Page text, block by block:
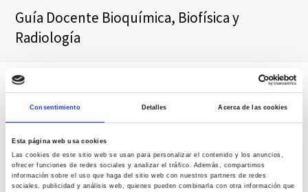
Consentimiento Detalles Acerca de las cookies
Esta página web usa cookies
Las cookies de este sitio web se usan para personalizar el contenido y los anuncios,
ofrecer funciones de redes sociales y analizar el tráfico. Además, compartimos
información sobre el uso que haga del sitio web con nuestros partners de redes
sociales, publicidad y análisis web, quienes pueden combinarla con otra información que
Guía Docente Bioquímica, Biofísica y
Radiología